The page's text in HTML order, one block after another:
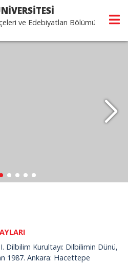
ve Edebiyatları Bölümü
Dilbilim Kurultayı: Dilbilimin Dünü,
1987. Ankara: Hacettepe